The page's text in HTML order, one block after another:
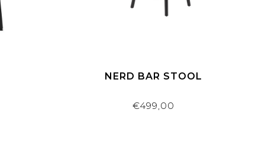
NERD BAR STOOL
€499,00